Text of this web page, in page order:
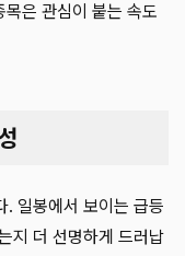
은 관심이 붙는 속도
. 일봉에서 보이는 급등
지 더 선명하게 드러납